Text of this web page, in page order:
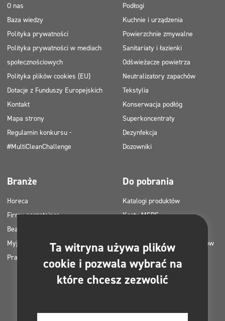
O nas
Baza wiedzy
Polityka prywatności
Polityka prywatności w mediach
społecznościowych
Polityka plików cookies (EU)
Dotacje z Funduszy Europejskich
Kontakt
Mapa strony
Regulamin konkursu -
#MultiCleanChallenge
Podłogi
Kuchnie i urządzenia
Powierzchnie zmywalne
Sanitariaty i łazienki
Odświeżacze powietrza
Neutralizatory zapachów
Tekstylia
Konserwacja podłóg
Superkoncentraty
Dezynfekcja
Dozowniki
Branże
Horeca
Firmy sprzątające
Beauty
Myjnie samochodowe
Pralnie
Do pobrania
Katalogi produktów
Karty MSDS
Plany zastosowania produktów
Pozwolenia i atesty
Zdjęcia do druku
Ta witryna używa plików
cookie i pozwala wybrać na
które chcesz zezwolić